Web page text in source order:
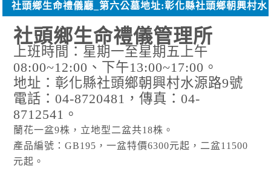
社頭鄉生命禮儀廳_第六公墓地址:彰化縣社頭鄉朝興村水
源路9號
社頭鄉生命禮儀管理所
上班時間：星期一至星期五上午
08:00~12:00、下午13:00~17:00。
地址：彰化縣社頭鄉朝興村水源路9號
電話：04-8720481，傳真：04-
8712541。
蘭花一盆9株，立地型二盆共18株。
產品編號：GB195，一盆特價6300元起，二盆11500
元起。